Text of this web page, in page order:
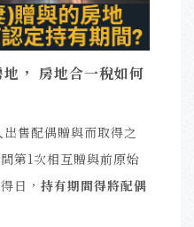
， 房地合一稅如何
售配偶贈與而取得之
第1次相互贈與前原始
日， 持有期間得將配偶